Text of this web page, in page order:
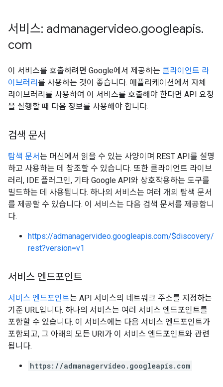
서비스: admanagervideo.googleapis.
com
이 서비스를 호출하려면 Google에서 제공하는 클라이언트 라
이브러리 를 사용하는 것이 좋습니다. 애플리케이션에서 자체
라이브러리를 사용하여 이 서비스를 호출해야 한다면 API 요청
을 실행할 때 다음 정보를 사용해야 합니다.
검색 문서
탐색 문서는 머신에서 읽을 수 있는 사양이며 REST API를 설명
하고 사용하는 데 참조할 수 있습니다. 또한 클라이언트 라이브
러리, IDE 플러그인, 기타 Google API와 상호작용하는 도구를
빌드하는 데 사용됩니다. 하나의 서비스는 여러 개의 탐색 문서
를 제공할 수 있습니다. 이 서비스는 다음 검색 문서를 제공합니
다.
https://admanagervideo.googleapis.com/$discovery/
rest?version=v1
서비스 엔드포인트
서비스 엔드포인트는 API 서비스의 네트워크 주소를 지정하는
기준 URL입니다. 하나의 서비스는 여러 서비스 엔드포인트를
포함할 수 있습니다. 이 서비스에는 다음 서비스 엔드포인트가
포함되고, 그 아래의 모든 URI가 이 서비스 엔드포인트와 관련
됩니다.
https://admanagervideo.googleapis.com